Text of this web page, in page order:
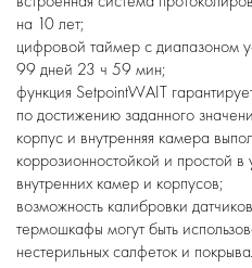
на 10 лет;
цифровой таймер с диапазоном
99 дней 23 ч 59 мин;
функция SetpointWAIT
по достижению заданного
корпус и внутренняя камера
коррозионностойкой и простой
внутренних камер и корпусов;
возможность калибровки
термошкафы могут быть
нестерильных салфеток и